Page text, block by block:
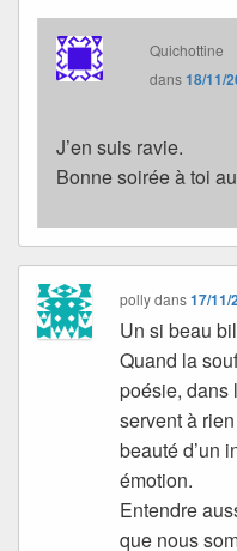
Quichottine
dans18/11/
J’en suis ravie.
Bonne soirée à toi
pollydans17/11/
Un si beau
Quand la
poésie, dans
servent à
beauté d’un
émotion.
Entendre
que nous